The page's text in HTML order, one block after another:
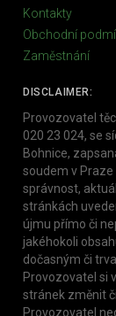
Kontakty
Obchodní
Zaměstnání
DISCLAIMER:
Provozovatel
020 23 024, se
Bohnice,
soudem v Praze
správnost,
stránkách
újmu přímo či
jakéhokoli
dočasným či
Provozovatel si
stránek změnit
Provozovatel